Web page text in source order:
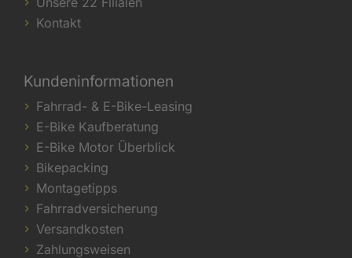
Kontakt
Kundeninformationen
Fahrrad- & E-Bike-Leasing
E-Bike Kaufberatung
E-Bike Motor Überblick
Bikepacking
Montagetipps
Fahrradversicherung
Versandkosten
Zahlungsweisen